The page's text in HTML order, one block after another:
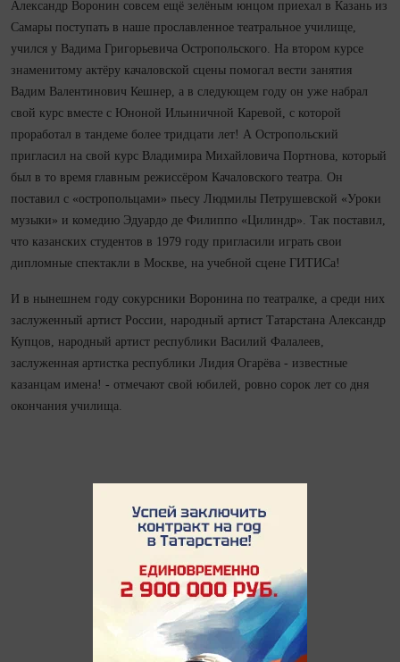
Александр Воронин совсем ещё зелёным юнцом приехал в Казань из
Самары поступать в наше прославленное театральное училище,
учился у Вадима Григорьевича Остропольского. На втором курсе
знаменитому актёру качаловской сцены помогал вести занятия
Вадим Валентинович Кешнер, а в следующем году он уже набрал
свой курс вместе с Юноной Ильиничной Каревой, с которой
проработал в тандеме более тридцати лет! А Остропольский
пригласил на свой курс Владимира Михайловича Портнова, который
был в то время главным режиссёром Качаловского театра. Он
поставил с «остропольцами» пьесу Людмилы Петрушевской «Уроки
музыки» и комедию Эдуардо де Филиппо «Цилиндр». Так поставил,
что казанских студентов в 1979 году пригласили играть свои
дипломные спектакли в Москве, на учебной сцене ГИТИСа!
И в нынешнем году сокурсники Воронина по театралке, а среди них
заслуженный артист России, народный артист Татарстана Александр
Купцов, народный артист республики Василий Фалалеев,
заслуженная артистка республики Лидия Огарёва - известные
казанцам имена! - отмечают свой юбилей, ровно сорок лет со дня
окончания училища.